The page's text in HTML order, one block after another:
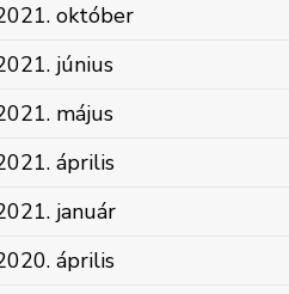
október
június
május
április
január
április